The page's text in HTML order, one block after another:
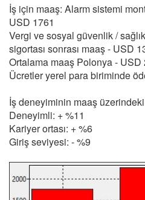
İş için maaş: Alarm sistemi
USD 1761
Vergi ve sosyal güvenlik /
sigortası sonrası maaş - USD
Ortalama maaş Polonya - USD
Ücretler yerel para biriminde
İş deneyiminin maaş
Deneyimli: + %11
Kariyer ortası: + %6
Giriş seviyesi: - %9